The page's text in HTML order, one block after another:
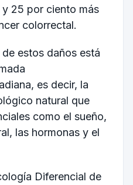
y 25 por ciento más
colorrectal.
estos daños está
es decir, la
natural que
como el sueño,
las hormonas y el
Diferencial de